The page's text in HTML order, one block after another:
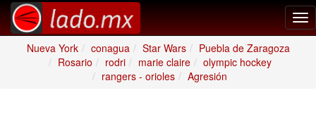
Nueva York
conagua Star Wars
Puebla de Zaragoza
Rosario
rodri marie claire
olympic hockey
rangers - orioles
Agresión